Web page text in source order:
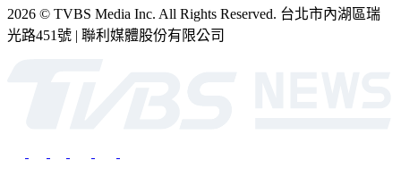
2026 © TVBS Media Inc. All Rights Reserved. 台北市內湖區瑞
光路451號 | 聯利媒體股份有限公司